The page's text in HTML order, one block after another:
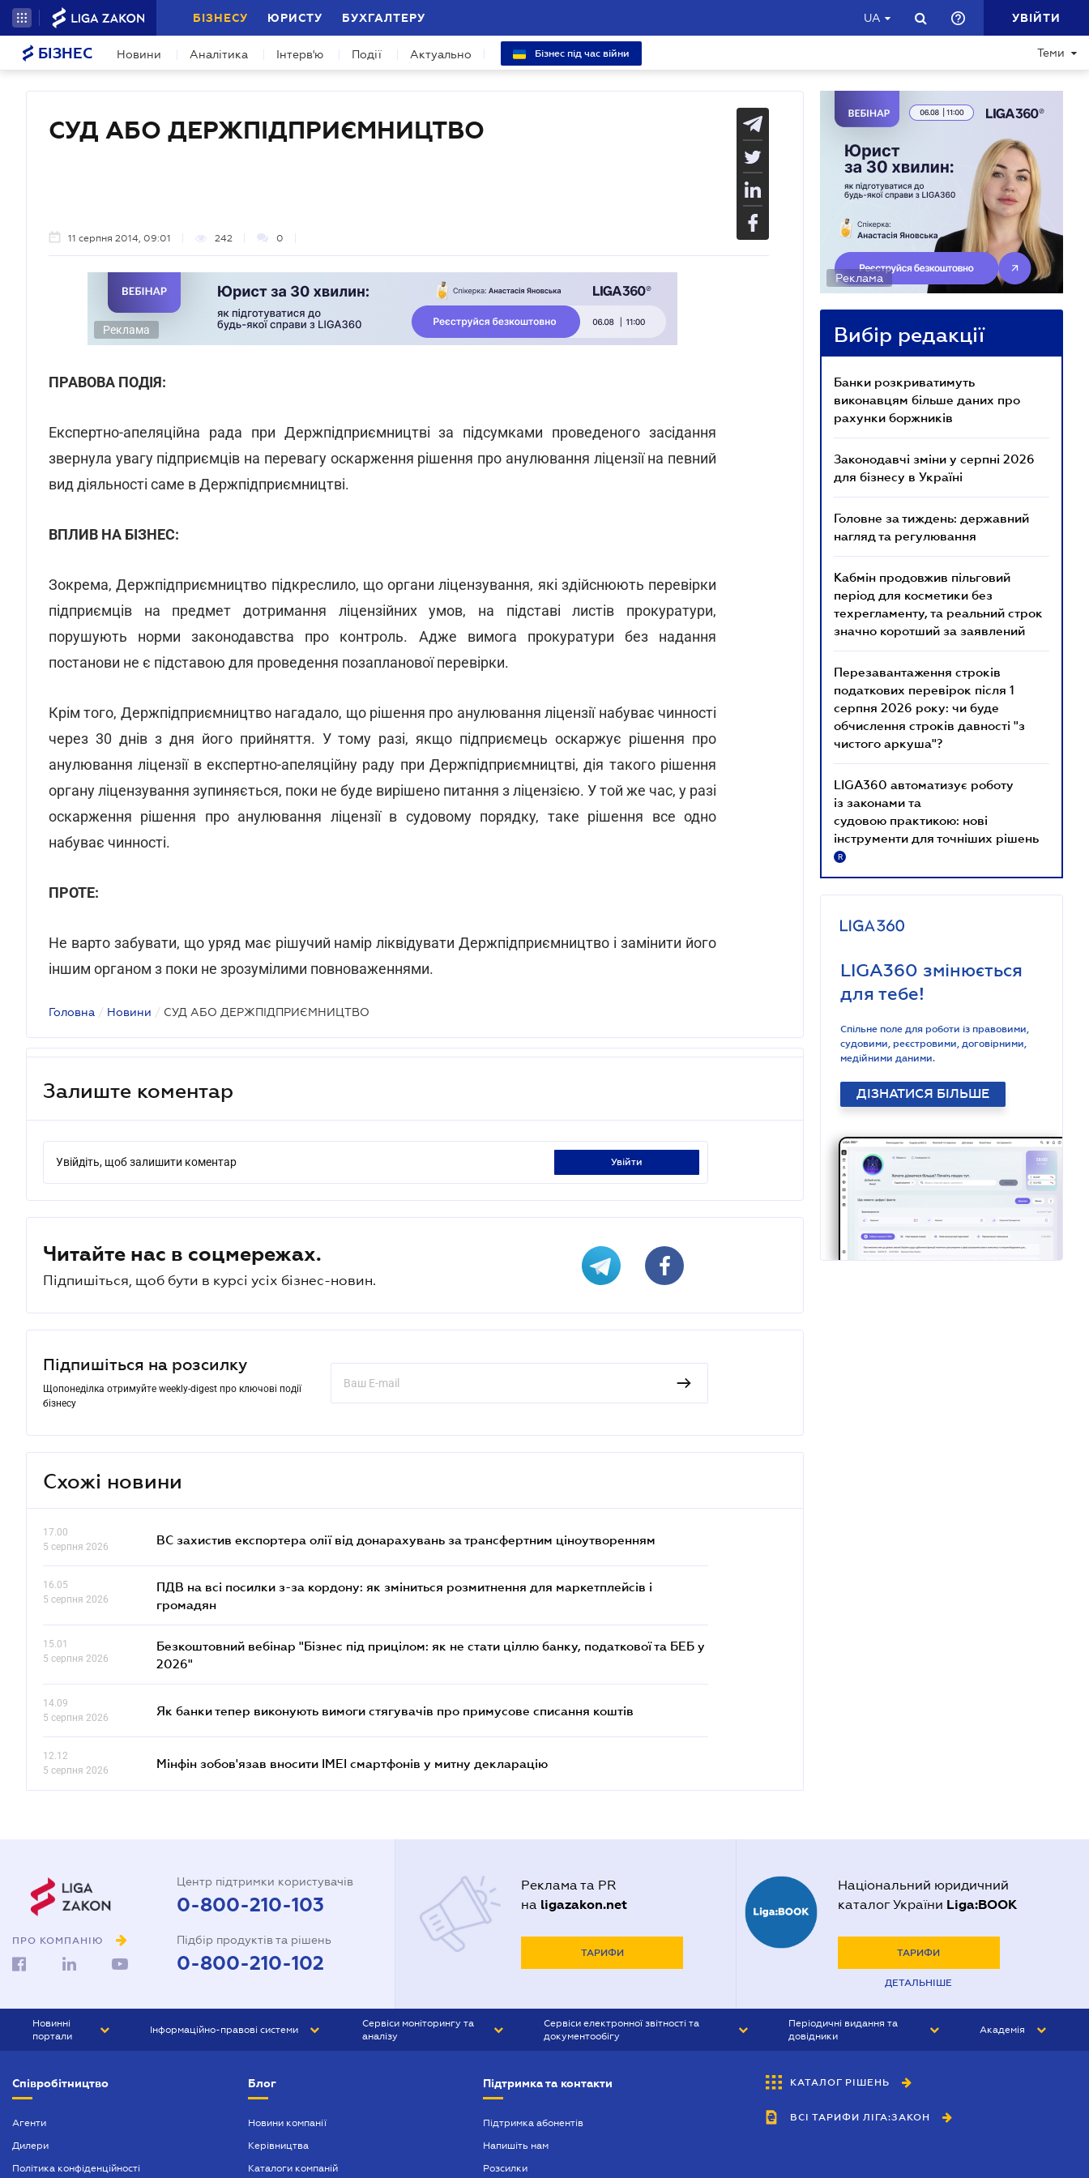
БІЗНЕСУ ЮРИСТУ БУХГАЛТЕРУ UA УВІЙТИ
БІЗНЕС Новини Аналітика Інтерв'ю Події Актуально Бізнес під час війни Теми
СУД АБО ДЕРЖПІДПРИЄМНИЦТВО
11 серпня 2014, 09:01 242 0
Реклама
ПРАВОВА ПОДІЯ:
Експертно-апеляційна рада при Держпідприємництві за підсумками проведеного засідання
звернула увагу підприємців на перевагу оскарження рішення про анулювання ліцензії на певний
вид діяльності саме в Держпідприємництві.
ВПЛИВ НА БІЗНЕС:
Зокрема, Держпідприємництво підкреслило, що органи ліцензування, які здійснюють перевірки
підприємців на предмет дотримання ліцензійних умов, на підставі листів прокуратури,
порушують норми законодавства про контроль. Адже вимога прокуратури без надання
постанови не є підставою для проведення позапланової перевірки.
Крім того, Держпідприємництво нагадало, що рішення про анулювання ліцензії набуває чинності
через 30 днів з дня його прийняття. У тому разі, якщо підприємець оскаржує рішення про
анулювання ліцензії в експертно-апеляційну раду при Держпідприємництві, дія такого рішення
органу ліцензування зупиняється, поки не буде вирішено питання з ліцензією. У той же час, у разі
оскарження рішення про анулювання ліцензії в судовому порядку, таке рішення все одно
набуває чинності.
ПРОТЕ:
Не варто забувати, що уряд має рішучий намір ліквідувати Держпідприємництво і замінити його
іншим органом з поки не зрозумілими повноваженнями.
Головна / Новини / СУД АБО ДЕРЖПІДПРИЄМНИЦТВО
Залиште коментар
Увійдіть, щоб залишити коментар увійти
Читайте нас в соцмережах.
Підпишіться, щоб бути в курсі усіх бізнес-новин.
Підпишіться на розсилку
Щопонеділка отримуйте weekly-digest про ключові події
бізнесу
Схожі новини
17.00
5 серпня 2026
ВС захистив експортера олії від донарахувань за трансфертним ціноутворенням
16.05
5 серпня 2026
ПДВ на всі посилки з-за кордону: як зміниться розмитнення для маркетплейсів і
громадян
15.01
5 серпня 2026
Безкоштовний вебінар "Бізнес під прицілом: як не стати ціллю банку, податкової та БЕБ у
2026"
14.09
5 серпня 2026
Як банки тепер виконують вимоги стягувачів про примусове списання коштів
12.12
5 серпня 2026
Мінфін зобов'язав вносити IMEI смартфонів у митну декларацію
Реклама
Вибір редакції
Банки розкриватимуть
виконавцям більше даних про
рахунки боржників
Законодавчі зміни у серпні 2026
для бізнесу в Україні
Головне за тиждень: державний
нагляд та регулювання
Кабмін продовжив пільговий
період для косметики без
техрегламенту, та реальний строк
значно коротший за заявлений
Перезавантаження строків
податкових перевірок після 1
серпня 2026 року: чи буде
обчислення строків давності "з
чистого аркуша"?
LIGA360 автоматизує роботу
із законами та
судовою практикою: нові
інструменти для точніших рішень
R
LIGA360 змінюється
для тебе!
Спільне поле для роботи із правовими,
судовими, реєстровими, договірними,
медійними даними.
ДІЗНАТИСЯ БІЛЬШЕ
ПРО КОМПАНІЮ
Центр підтримки користувачів
0-800-210-103
Підбір продуктів та рішень
0-800-210-102
Реклама та PR
на ligazakon.net
ТАРИФИ
Національний юридичний
каталог України Liga:BOOK
ТАРИФИ
ДЕТАЛЬНІШЕ
Новинні
портали
БІЗНЕС
Інформаційно-правові системи
БУХГАЛТЕР ПРОФ
Сервіси моніторингу та
аналізу
Сервіси електронної звітності та
документообігу
Періодичні видання та
довідники
БУХГАЛТЕР&ЗАКОН
ВІСНИК МСФЗ
Академія
Співробітництво
Агенти
Дилери
Політика конфіденційності
Блог
Новини компанії
Керівництва
Каталоги компаній
Підтримка та контакти
Підтримка абонентів
Напишіть нам
Розсилки
КАТАЛОГ РІШЕНЬ
ВСІ ТАРИФИ ЛІГА:ЗАКОН